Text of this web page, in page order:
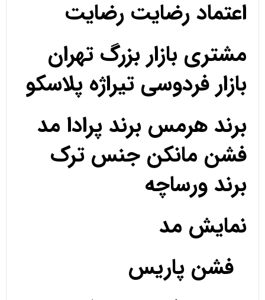
اعتماد رضایت رضایت
مشتری بازار بزرگ تهران
بازار فردوسی تیراژه پلاسکو
برند هرمس برند پرادا مد
فشن مانکن جنس ترک
برند ورساچه
نمایش مد
فشن پاریس